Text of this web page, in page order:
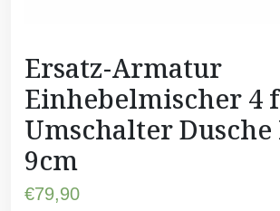
Ersatz-Armatur
Einhebelmischer 4
Umschalter Dusche
9cm
€79,90